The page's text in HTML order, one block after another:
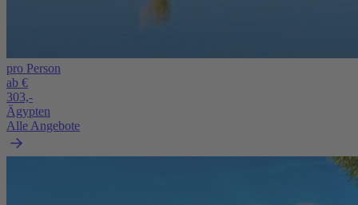
pro Person
ab €
303,-
Ägypten
Alle Angebote